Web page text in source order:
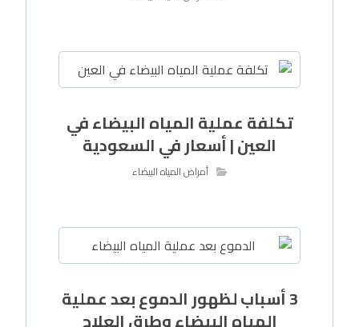
تكلفة عملية المياه البيضاء في
العين | أسعار في السعودية
أمراض المياه البيضاء
3 أسباب لظهور الدموع بعد عملية
المياه البيضاء وطرق العلاج